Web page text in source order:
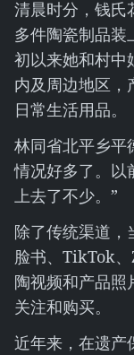
清晨时分，钱氏
多件陶瓷制品装
初以来她和村中
内及周边地区，
日常生活用品。
林同省北平乡平
情况好多了。以
上去了不少。”
除了传统渠道，
脸书、TikTok
陶视频和产品照
关注和购买。
近年来，在遗产